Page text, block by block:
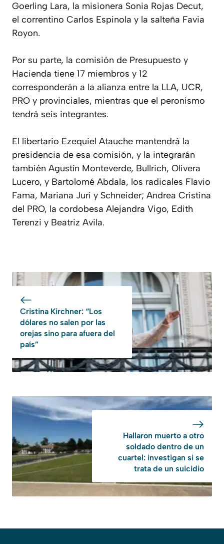
Goerling Lara, la misionera Sonia Rojas Decut,
el correntino Carlos Espinola y la salteña Favia
Royon.
Por su parte, la comisión de Presupuesto y
Hacienda tiene 17 miembros y 12
corresponderán a la alianza entre la LLA, UCR,
PRO y provinciales, mientras que el peronismo
tendrá seis integrantes.
El libertario Ezequiel Atauche mantendrá la
presidencia de esa comisión, y la integrarán
también Agustín Monteverde, Bullrich, Olivera
Lucero, y Bartolomé Abdala, los radicales Flavio
Fama, Mariana Juri y Schneider; Andrea Cristina
del PRO, la cordobesa Alejandra Vigo, Edith
Terenzi y Beatriz Avila.
Cristina Kirchner: “Los
dólares no salen por las
orejas sino para afuera del
país”
Hallaron muerto a otro
soldado dentro de un
cuartel: investigan si se
trata de un suicidio